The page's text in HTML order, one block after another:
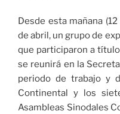
Desde esta mañana
de abril, un grupo de
que participaron a
se reunirá en la
periodo de trabajo y
Continental y los
Asambleas Sinodales